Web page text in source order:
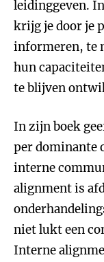
leidinggeven.
krijg je door je
informeren, te
hun
te blijven
In zijn boek
per dominante
interne
alignment is
niet lukt een
Interne